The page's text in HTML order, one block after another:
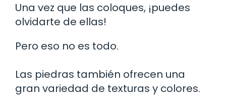
Una vez que las coloques, ¡puedes
olvidarte de ellas!
Pero eso no es todo.
Las piedras también ofrecen una
gran variedad de texturas y colores.